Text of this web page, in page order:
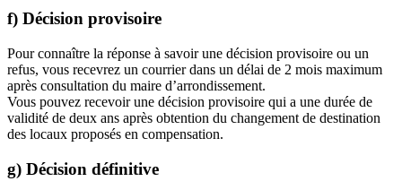
f) Décision provisoire
Pour connaître la réponse à savoir une décision provisoire ou un
refus, vous recevrez un courrier dans un délai de 2 mois maximum
après consultation du maire d’arrondissement.
Vous pouvez recevoir une décision provisoire qui a une durée de
validité de deux ans après obtention du changement de destination
des locaux proposés en compensation.
g) Décision définitive